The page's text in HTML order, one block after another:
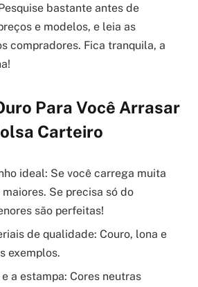
bastante antes de
e modelos, e leia as
compradores. Fica tranquila, a
Para Você Arrasar
Carteiro
ideal: Se você carrega muita
Se precisa só do
são perfeitas!
de qualidade: Couro, lona e
exemplos.
a estampa: Cores neutras